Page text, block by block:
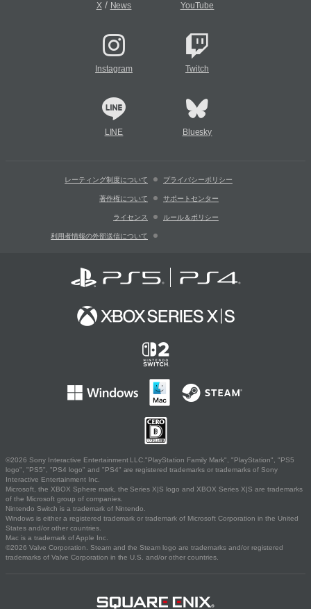
X/ News YouTube
Instagram Twitch
LINE Bluesky
レーティング制度について プライバシーポリシー
著作権について サポートセンター
ライセンス ルール＆ポリシー
利用者情報の外部送信について
©2026 Sony Interactive Entertainment LLC."PlayStation Family Mark", "PlayStation", "PS5
logo", "PS5", "PS4 logo" and "PS4" are registered trademarks or trademarks of Sony
Interactive Entertainment Inc.
Microsoft, the XBOX Sphere mark, the Series X|S logo and XBOX Series X|S are trademarks
of the Microsoft group of companies.
Nintendo Switch is a trademark of Nintendo.
Windows is either a registered trademark or trademark of Microsoft Corporation in the United
States and/or other countries.
Mac is a trademark of Apple Inc.
©2026 Valve Corporation. Steam and the Steam logo are trademarks and/or registered
trademarks of Valve Corporation in the U.S. and/or other countries.